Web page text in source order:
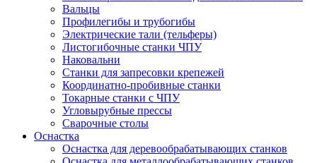
Вальцы
Профилегибы и трубогибы
Электрические тали (тельферы)
Листогибочные станки ЧПУ
Наковальни
Станки для запресовки крепежей
Координатно-пробивные станки
Токарные станки с ЧПУ
Угловырубные прессы
Сварочные столы
Оснастка
Оснастка для деревообрабатывающих станков